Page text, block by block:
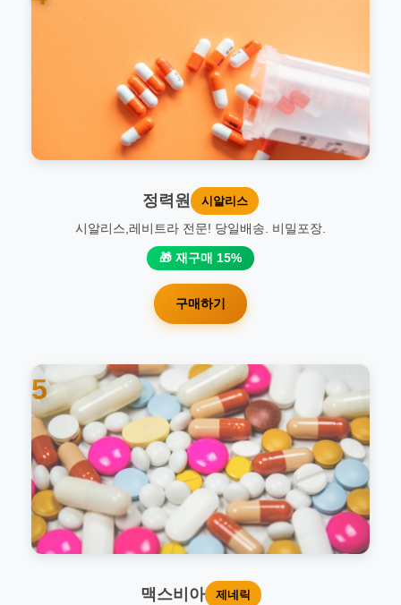
정력원 시알리스
시알리스,레비트라 전문! 당일배송. 비밀포장.
🎁 재구매 15%
구매하기
5
맥스비아 제네릭